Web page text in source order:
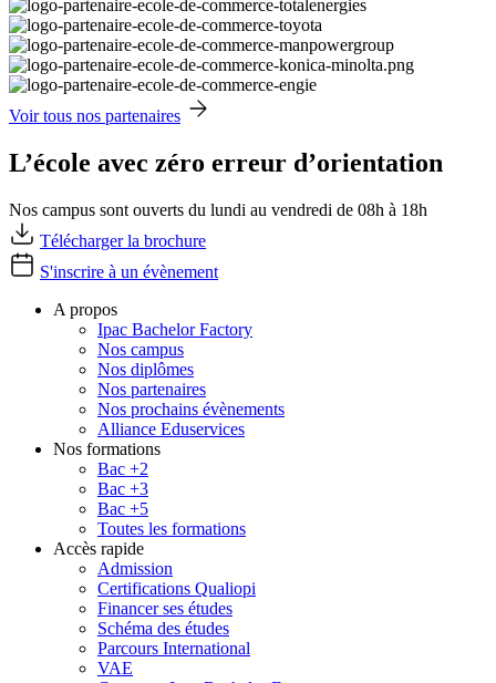
Voir tous nos partenaires
L’école avec zéro erreur d’orientation
Nos campus sont ouverts du lundi au vendredi de 08h à 18h
Télécharger la brochure
S'inscrire à un évènement
A propos
Ipac Bachelor Factory
Nos campus
Nos diplômes
Nos partenaires
Nos prochains évènements
Alliance Eduservices
Nos formations
Bac +2
Bac +3
Bac +5
Toutes les formations
Accès rapide
Admission
Certifications Qualiopi
Financer ses études
Schéma des études
Parcours International
VAE